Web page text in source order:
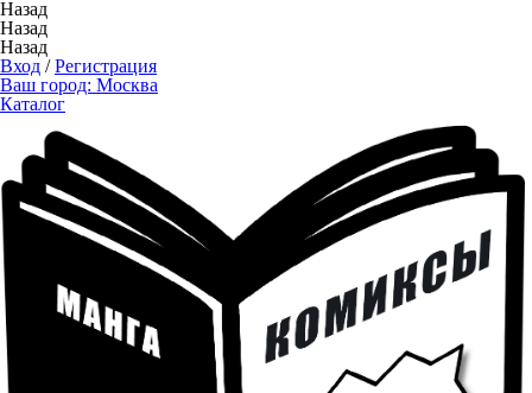
Назад
Назад
Назад
Вход /Регистрация
Ваш город: Москва
Каталог